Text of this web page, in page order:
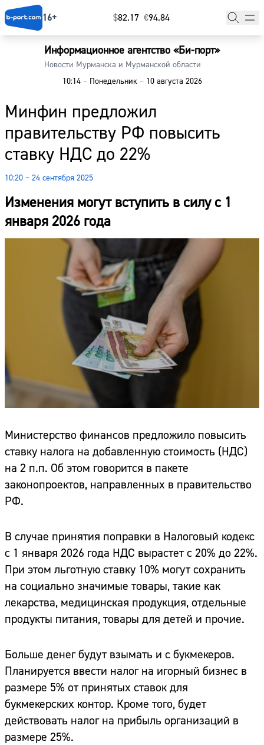
16+ $⁠82.17 €⁠94.84
Информационное агентство «Би-порт»
Новости Мурманска и Мурманской области
10:14 –Понедельник –10 августа 2026
Минфин предложил
правительству РФ повысить
ставку НДС до 22%
10:20 – 24 сентября 2025
Изменения могут вступить в силу с 1
января 2026 года
Министерство финансов предложило повысить
ставку налога на добавленную стоимость (НДС)
на 2 п.п. Об этом говорится в пакете
законопроектов, направленных в правительство
РФ.
В случае принятия поправки в Налоговый кодекс
с 1 января 2026 года НДС вырастет с 20% до 22%.
При этом льготную ставку 10% могут сохранить
на социально значимые товары, такие как
лекарства, медицинская продукция, отдельные
продукты питания, товары для детей и прочие.
Больше денег будут взымать и с букмекеров.
Планируется ввести налог на игорный бизнес в
размере 5% от принятых ставок для
букмекерских контор. Кроме того, будет
действовать налог на прибыль организаций в
размере 25%.
Главная
Наши гости
Фоторепортажи
Погода
Курсы валют